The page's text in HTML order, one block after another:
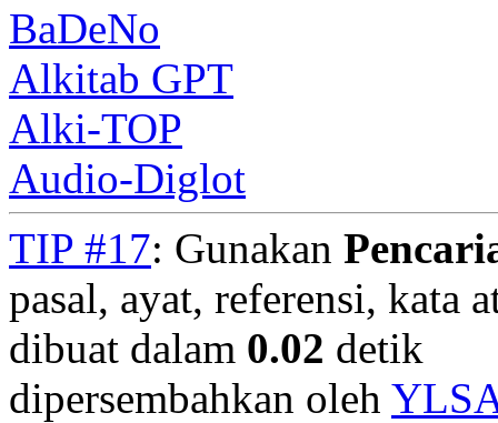
BaDeNo
Alkitab GPT
Alki-TOP
Audio-Diglot
TIP #17: Gunakan
pasal, ayat, referensi, kata
dibuat dalam 0.02 detik
dipersembahkan oleh